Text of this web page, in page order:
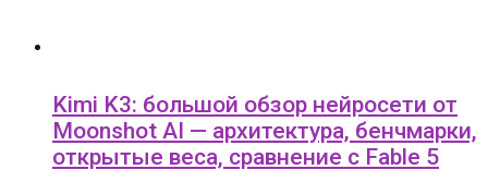
Kimi K3: большой обзор нейросети от
Moonshot AI — архитектура, бенчмарки,
открытые веса, сравнение с Fable 5